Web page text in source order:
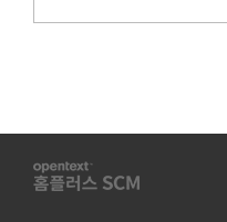
① 쿠키(cookie)란